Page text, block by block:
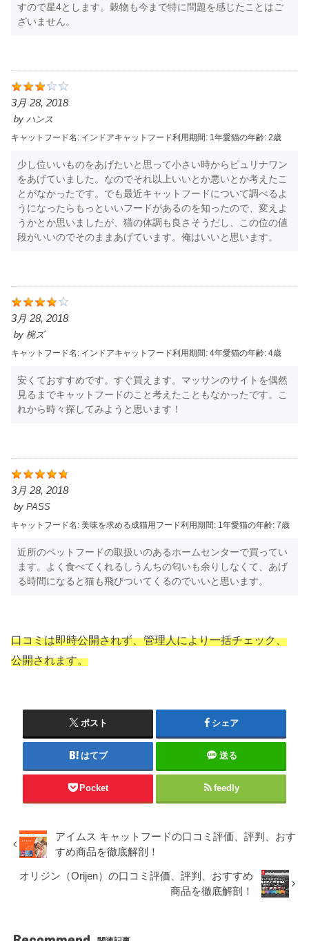
すので星4とします。穀物も今まで特に問題を感じたことはご
ざいません。
3月 28, 2018
by ハンス
キャットフード名: インドアキャット フード利用期間: 1年愛猫の年齢: 2歳
少し位いいものをあげたいと思って小さい時からピュリナワン
をあげていました。なのでそれ以上いいとか悪いとか考えたこ
とがなかったです。でも最近キャットフードについて調べるよ
うになったらもっといいフードがあるのを知ったので、変えよ
うかとか思いましたが、猫の体調も良さそうだし、この位の値
段がいいのでそのままあげています。俺はいいと思います。
3月 28, 2018
by椀ズ
キャットフード名: インドアキャット フード利用期間: 4年愛猫の年齢: 4歳
安くておすすめです。すぐ買えます。マッサンのサイトを偶然
見るまでキャットフードのこと考えたこともなかったです。こ
れから時々探してみようと思います！
3月 28, 2018
byPASS
キャットフード名: 美味を求める成猫用フード利用期間: 1年愛猫の年齢: 7歳
近所のペットフードの取扱いのあるホームセンターで買ってい
ます。よく食べてくれるしうんちの匂いも余りしなくて、あげ
る時間になると猫も飛びついてくるのでいいと思います。
口コミは即時公開されず、管理人により一括チェック、
公開されます。
ポスト シェア
はてブ 送る
Pocket feedly
アイムス キャットフードの口コミ評価、評判、おす
すめ商品を徹底解剖！
オリジン（Orijen）の口コミ評価、評判、おすすめ
商品を徹底解剖！